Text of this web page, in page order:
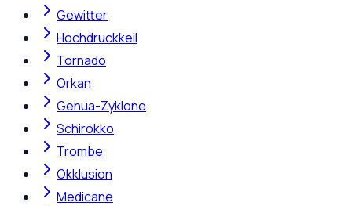
Gewitter
Hochdruckkeil
Tornado
Orkan
Genua-Zyklone
Schirokko
Trombe
Okklusion
Medicane